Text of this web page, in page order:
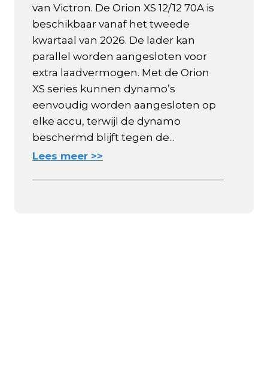
van Victron. De Orion XS 12/12 70A is
beschikbaar vanaf het tweede
kwartaal van 2026. De lader kan
parallel worden aangesloten voor
extra laadvermogen. Met de Orion
XS series kunnen dynamo’s
eenvoudig worden aangesloten op
elke accu, terwijl de dynamo
beschermd blijft tegen de...
Lees meer >>